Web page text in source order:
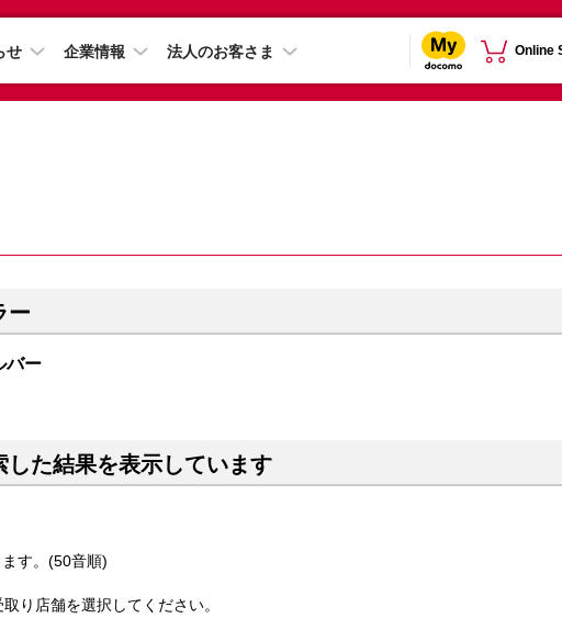
せ 企業情報 法人のお客さま Online
ー
バー
した結果を表示しています
す。(50音順)
り店舗を選択してください。